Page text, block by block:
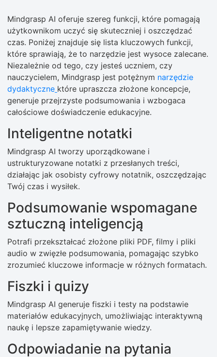
Mindgrasp AI oferuje szereg funkcji, które pomagają
użytkownikom uczyć się skuteczniej i oszczędzać
czas. Poniżej znajduje się lista kluczowych funkcji,
które sprawiają, że to narzędzie jest wysoce zalecane.
Niezależnie od tego, czy jesteś uczniem, czy
nauczycielem, Mindgrasp jest potężnym narzędzie
dydaktyczne które upraszcza złożone koncepcje,
generuje przejrzyste podsumowania i wzbogaca
całościowe doświadczenie edukacyjne.
Inteligentne notatki
Mindgrasp AI tworzy uporządkowane i
ustrukturyzowane notatki z przesłanych treści,
działając jak osobisty cyfrowy notatnik, oszczędzając
Twój czas i wysiłek.
Podsumowanie wspomagane
sztuczną inteligencją
Potrafi przekształcać złożone pliki PDF, filmy i pliki
audio w zwięzłe podsumowania, pomagając szybko
zrozumieć kluczowe informacje w różnych formatach.
Fiszki i quizy
Mindgrasp AI generuje fiszki i testy na podstawie
materiałów edukacyjnych, umożliwiając interaktywną
naukę i lepsze zapamiętywanie wiedzy.
Odpowiadanie na pytania